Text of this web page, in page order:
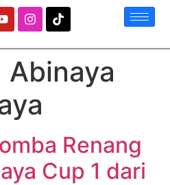
Renang
Cup 1 dari